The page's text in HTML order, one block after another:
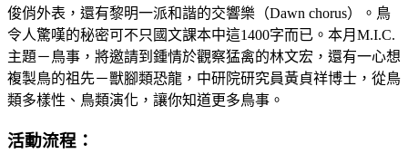
俊俏外表，還有黎明一派和諧的交響樂（Dawn chorus）。鳥
令人驚嘆的秘密可不只國文課本中這1400字而已。本月M.I.C.
主題－鳥事，將邀請到鍾情於觀察猛禽的林文宏，還有一心想
複製鳥的祖先－獸腳類恐龍，中研院研究員黃貞祥博士，從鳥
類多樣性、鳥類演化，讓你知道更多鳥事。
活動流程：